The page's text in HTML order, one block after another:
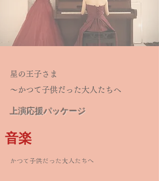
星の王子さま
〜かつて子供だった大人たちへ
​上演応援パッケージ
音楽
かつて子供だった大人たちへ